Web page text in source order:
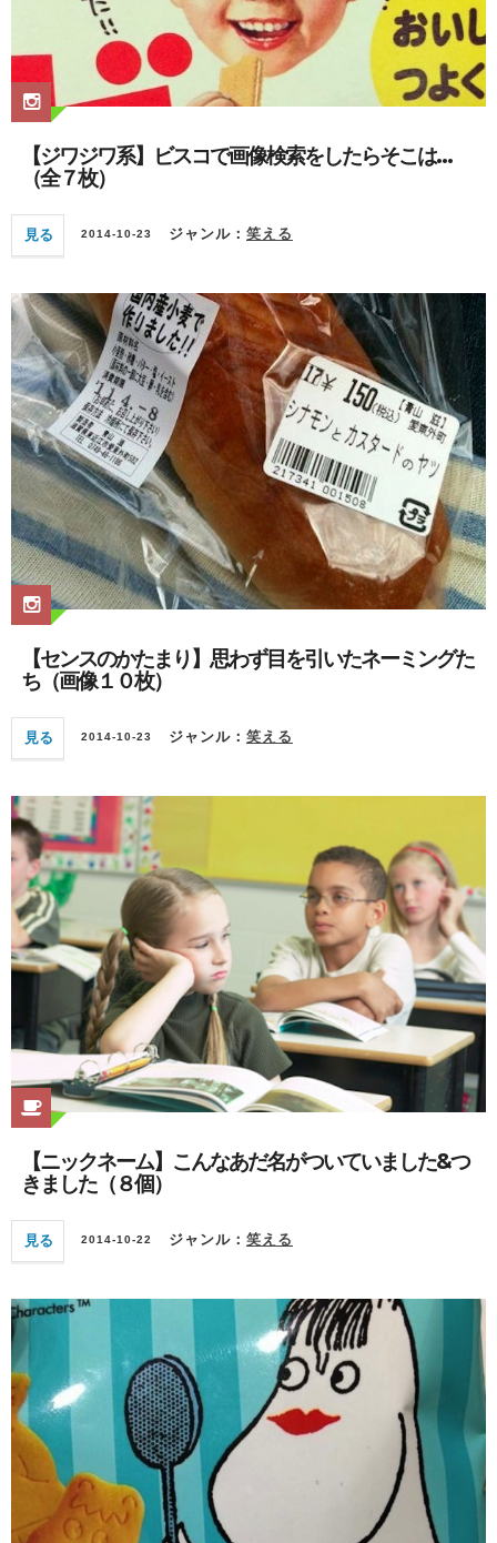
【ジワジワ系】ビスコで画像検索をしたらそこは…
（全７枚）
見る 2014-10-23 ジャンル： 笑える
【センスのかたまり】思わず目を引いたネーミングた
ち（画像１０枚）
見る 2014-10-23 ジャンル： 笑える
【ニックネーム】こんなあだ名がついていました&つ
きました（８個）
見る 2014-10-22 ジャンル： 笑える